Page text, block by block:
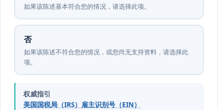
如果该陈述基本符合您的情况，请选择此项。
否
如果该陈述不符合您的情况，或您尚无支持资料，请选择此
项。
权威指引
美国国税局（IRS）雇主识别号（EIN）